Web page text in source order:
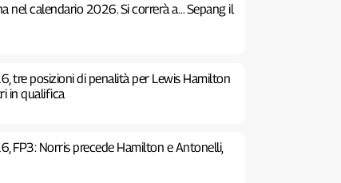
nel calendario 2026. Si correrà a… Sepang il
tre posizioni di penalità per Lewis Hamilton
in qualifica
FP3: Norris precede Hamilton e Antonelli,